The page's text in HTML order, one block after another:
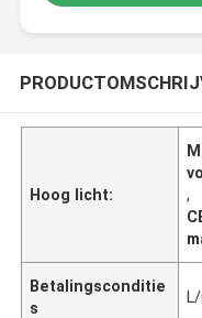
Hoog licht:
,
Betalingsconditie
s